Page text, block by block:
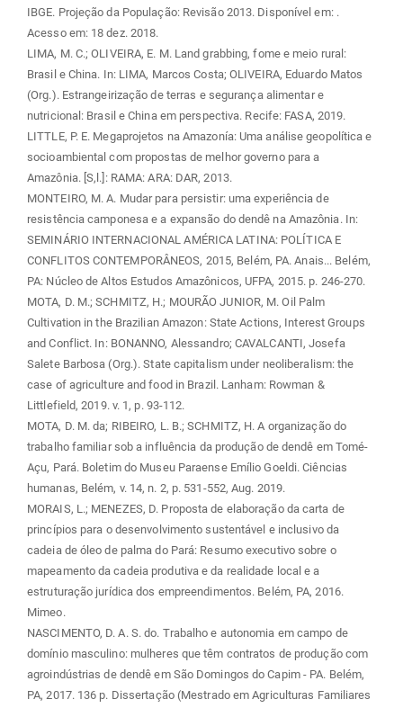
IBGE. Projeção da População: Revisão 2013. Disponível em: .
Acesso em: 18 dez. 2018.
LIMA, M. C.; OLIVEIRA, E. M. Land grabbing, fome e meio rural:
Brasil e China. In: LIMA, Marcos Costa; OLIVEIRA, Eduardo Matos
(Org.). Estrangeirização de terras e segurança alimentar e
nutricional: Brasil e China em perspectiva. Recife: FASA, 2019.
LITTLE, P. E. Megaprojetos na Amazonía: Uma análise geopolítica e
socioambiental com propostas de melhor governo para a
Amazônia. [S,l.]: RAMA: ARA: DAR, 2013.
MONTEIRO, M. A. Mudar para persistir: uma experiência de
resistência camponesa e a expansão do dendê na Amazônia. In:
SEMINÁRIO INTERNACIONAL AMÉRICA LATINA: POLÍTICA E
CONFLITOS CONTEMPORÂNEOS, 2015, Belém, PA. Anais... Belém,
PA: Núcleo de Altos Estudos Amazônicos, UFPA, 2015. p. 246-270.
MOTA, D. M.; SCHMITZ, H.; MOURÃO JUNIOR, M. Oil Palm
Cultivation in the Brazilian Amazon: State Actions, Interest Groups
and Conflict. In: BONANNO, Alessandro; CAVALCANTI, Josefa
Salete Barbosa (Org.). State capitalism under neoliberalism: the
case of agriculture and food in Brazil. Lanham: Rowman &
Littlefield, 2019. v. 1, p. 93-112.
MOTA, D. M. da; RIBEIRO, L. B.; SCHMITZ, H. A organização do
trabalho familiar sob a influência da produção de dendê em Tomé-
Açu, Pará. Boletim do Museu Paraense Emílio Goeldi. Ciências
humanas, Belém, v. 14, n. 2, p. 531-552, Aug. 2019.
MORAIS, L.; MENEZES, D. Proposta de elaboração da carta de
princípios para o desenvolvimento sustentável e inclusivo da
cadeia de óleo de palma do Pará: Resumo executivo sobre o
mapeamento da cadeia produtiva e da realidade local e a
estruturação jurídica dos empreendimentos. Belém, PA, 2016.
Mimeo.
NASCIMENTO, D. A. S. do. Trabalho e autonomia em campo de
domínio masculino: mulheres que têm contratos de produção com
agroindústrias de dendê em São Domingos do Capim - PA. Belém,
PA, 2017. 136 p. Dissertação (Mestrado em Agriculturas Familiares